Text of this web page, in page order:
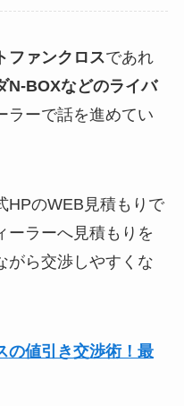
ファンクロスであれ
N-BOXなどのライバ
ラーで話を進めてい
HPのWEB見積もりで
ーラーへ見積もりを
がら交渉しやすくな
の値引き交渉術！最